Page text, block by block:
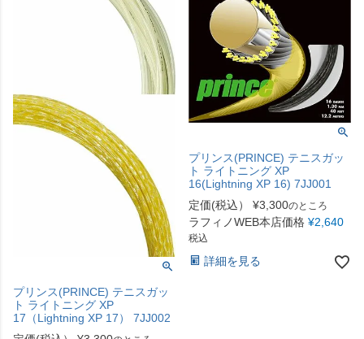
プリンス(PRINCE) テニスガッ
ト ライトニング XP
17（Lightning XP 17） 7JJ002
プリンス(PRINCE) テニスガッ
ト ライトニング XP
16(Lightning XP 16) 7JJ001
定価(税込）
¥3,300のところ
ラフィノWEB本店価格 ¥2,640
税込
詳細を見る